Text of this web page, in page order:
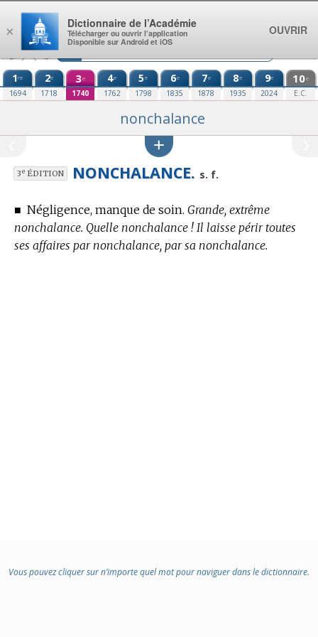
Aller au contenu
1re
1694
2e
1718
3e
1740
4e
1762
5e
1798
6e
1835
7e
1878
8e
1935
9e
2024
10e
E.C.
nonchalance
3eÉDITION NONCHALANCE. s. f.
■ Négligence, manque de soin. Grande, extrême
nonchalance. Quelle nonchalance ! Il laisse périr toutes
ses affaires par nonchalance, par sa nonchalance.
Vous pouvez cliquer sur n’importe quel mot pour naviguer dans le dictionnaire.
×
Dictionnaire de l’Académie
Télécharger ou ouvrir l’application
Disponible sur Android et iOS
OUVRIR